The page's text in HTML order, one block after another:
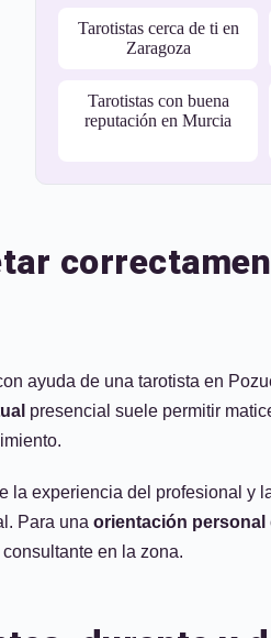
Tarotistas cerca de ti en
Zaragoza
Tarotistas con buena
reputación en Murcia
ayuda de una tarotista en
presencial suele permitir
la experiencia del profesional
Para una orientación personal
en la zona.